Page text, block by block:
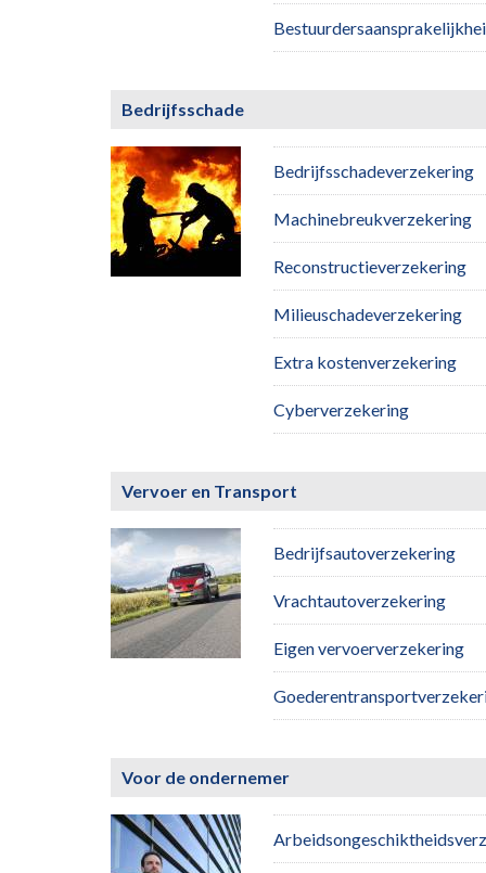
Bedrijfsschade
Bedrijfsschadeverzekering
Machinebreukverzekering
Reconstructieverzekering
Milieuschadeverzekering
Extra kostenverzekering
Cyberverzekering
Vervoer en Transport
Bedrijfsautoverzekering
Vrachtautoverzekering
Eigen vervoerverzekering
Voor de ondernemer